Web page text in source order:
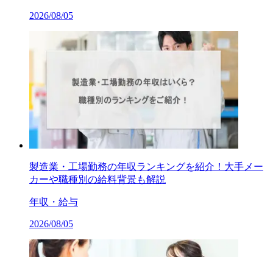
2026/08/05
製造業・工場勤務の年収ランキングを紹介！大手メー
カーや職種別の給料背景も解説
年収・給与
2026/08/05